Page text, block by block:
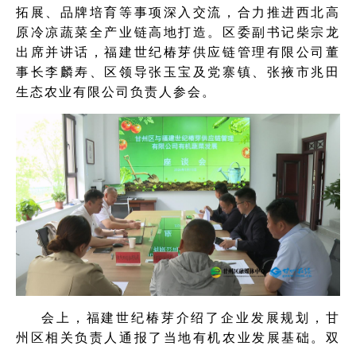
拓展、品牌培育等事项深入交流，合力推进西北高
原冷凉蔬菜全产业链高地打造。区委副书记柴宗龙
出席并讲话，福建世纪椿芽供应链管理有限公司董
事长李麟寿、区领导张玉宝及党寨镇、张掖市兆田
生态农业有限公司负责人参会。
会上，福建世纪椿芽介绍了企业发展规划，甘
州区相关负责人通报了当地有机农业发展基础。双